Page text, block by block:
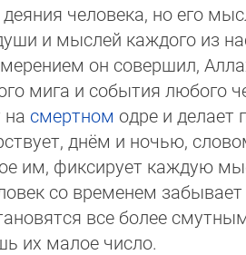
человека, но его
и мыслей каждого из
он совершил,
мига и события любого
на смертном одре и делает
днём и ночью,
им, фиксирует каждую
со временем
все более
их малое число.